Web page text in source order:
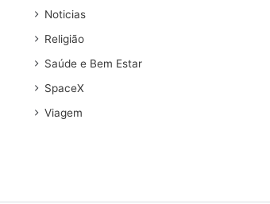
Noticias
Religião
Saúde e Bem Estar
SpaceX
Viagem